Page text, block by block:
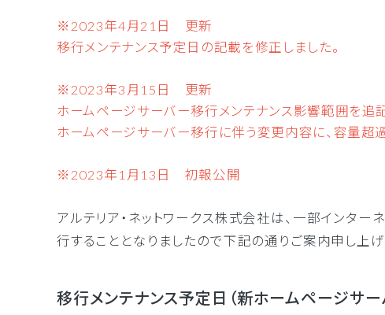
※2023年4月21日 更新
移行メンテナンス予定日の記載を修正しました。
※2023年3月15日 更新
ホームページサーバー移行メンテナンス影響範囲を追記
ホームページサーバー移行に伴う変更内容に、容量超
※2023年1月13日 初報公開
アルテリア・ネットワークス株式会社は、一部インタ
行することとなりましたので下記の通りご案内申し上げ
移行メンテナンス予定日（新ホームページサー